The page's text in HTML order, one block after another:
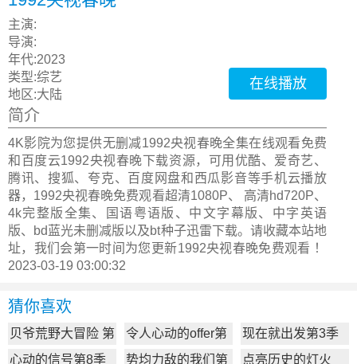
主演:
导演:
年代:2023
类型:综艺
地区:大陆
在线播放
简介
4K影院为您提供无删减1992央视春晚全集在线观看免费
和百度云1992央视春晚下载资源，可用优酷、爱奇艺、
腾讯、搜狐、夸克、百度网盘和西瓜影音等手机云播放
器，1992央视春晚免费观看超清1080P、 高清hd720P、
4k完整版全集、国语粤语版、中文字幕版、中字英语
版、bd蓝光未删减版以及bt种子迅雷下载。请收藏本站地
址，我们会第一时间为您更新1992央视春晚免费观看 ！
2023-03-19 03:00:32
猜你喜欢
贝爷荒野大冒险 第
一季
令人心动的offer第
7季
现在就出发第3季
心动的信号第8季
势均力敌的我们第
点亮历史的灯火